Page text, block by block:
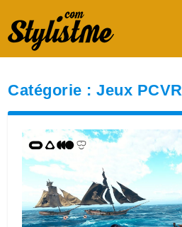
Catégorie :Jeux PCVR